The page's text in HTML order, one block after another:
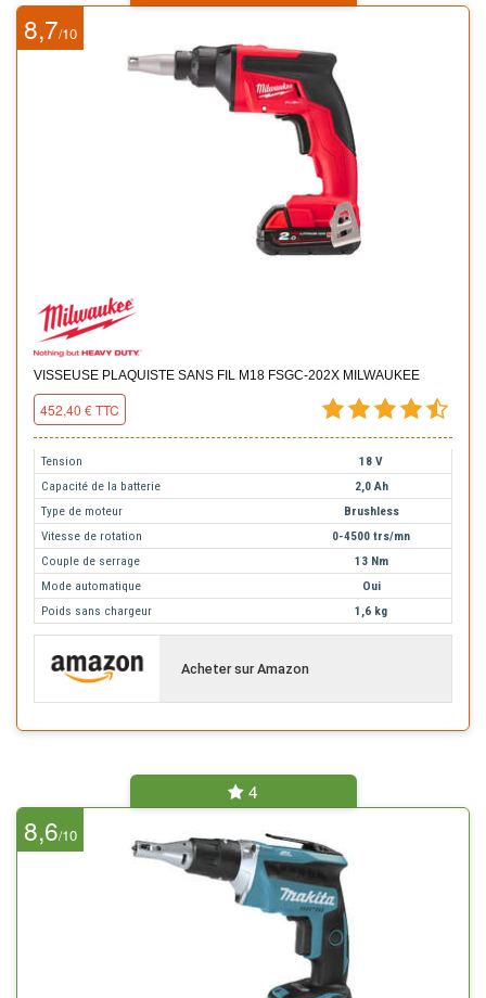
8,7/10
VISSEUSE PLAQUISTE SANS FIL M18 FSGC-202X MILWAUKEE
452,40 € TTC
Tension
18 V
Capacité de la batterie
2,0 Ah
Type de moteur
Brushless
Vitesse de rotation
0-4500 trs/mn
Couple de serrage
13 Nm
Mode automatique
Oui
Poids sans chargeur
1,6 kg
Acheter sur Amazon
4
8,6/10